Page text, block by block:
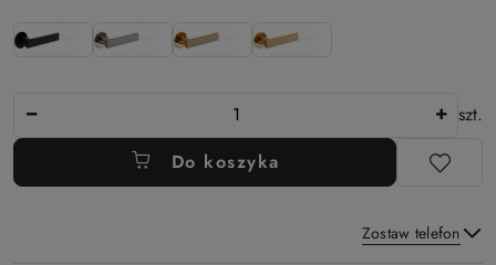
szt.
Do koszyka
Zostaw telefon